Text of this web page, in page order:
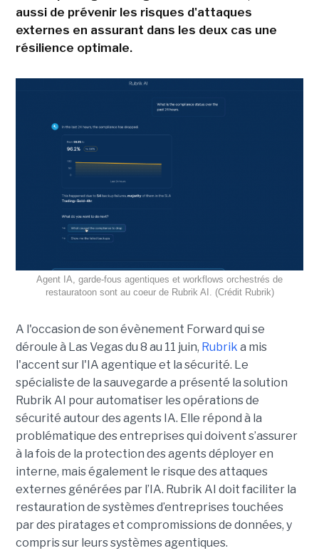
aussi de prévenir les risques d'attaques
externes en assurant dans les deux cas une
résilience optimale.
Agent IA, garde-fous agentiques et workflows orchestrés de
restauratoon sont au coeur de Rubrik AI. (Crédit Rubrik)
A l'occasion de son évènement Forward qui se
déroule à Las Vegas du 8 au 11 juin, Rubrik a mis
l'accent sur l'IA agentique et la sécurité. Le
spécialiste de la sauvegarde a présenté la solution
Rubrik AI pour automatiser les opérations de
sécurité autour des agents IA. Elle répond à la
problématique des entreprises qui doivent s’assurer
à la fois de la protection des agents déployer en
interne, mais également le risque des attaques
externes générées par l’IA. Rubrik AI doit faciliter la
restauration de systèmes d’entreprises touchées
par des piratages et compromissions de données, y
compris sur leurs systèmes agentiques.